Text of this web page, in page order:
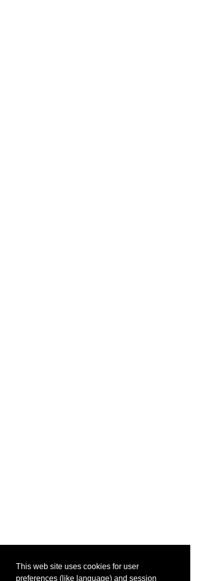
This web site uses cookies for user
preferences (like language) and session